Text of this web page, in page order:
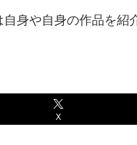
自身や自身の作品を紹
X